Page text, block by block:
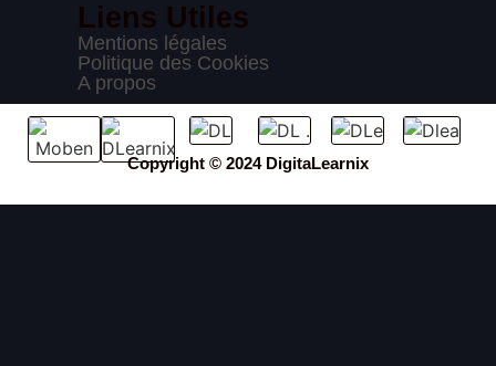
Liens Utiles
Mentions légales
Politique des Cookies
A propos
Copyright © 2024 DigitaLearnix